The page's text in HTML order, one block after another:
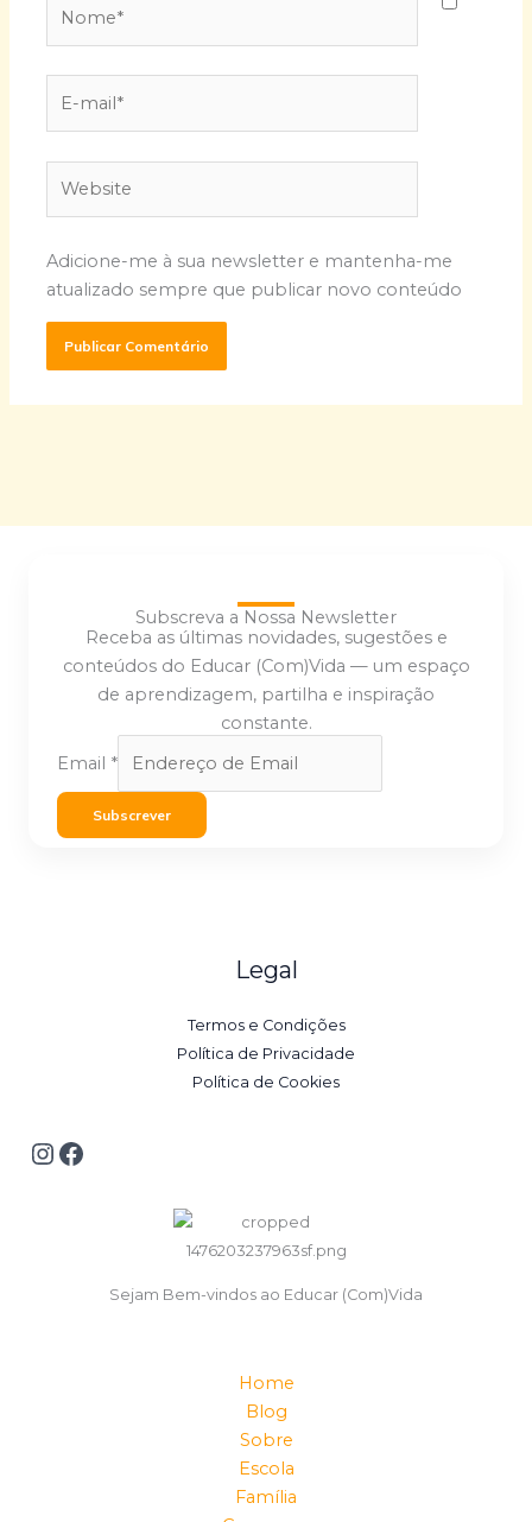
mail*
Adicione-me à sua newsletter e mantenha-me
atualizado sempre que publicar novo conteúdo
Subscreva a Nossa Newsletter
Receba as últimas novidades, sugestões e
conteúdos do Educar (Com)Vida — um espaço
de aprendizagem, partilha e inspiração
constante.
Email *
Subscrever
Legal
Termos e Condições
Política de Privacidade
Política de Cookies
Sejam Bem-vindos ao Educar (Com)Vida
Home
Blog
Sobre
Escola
Família